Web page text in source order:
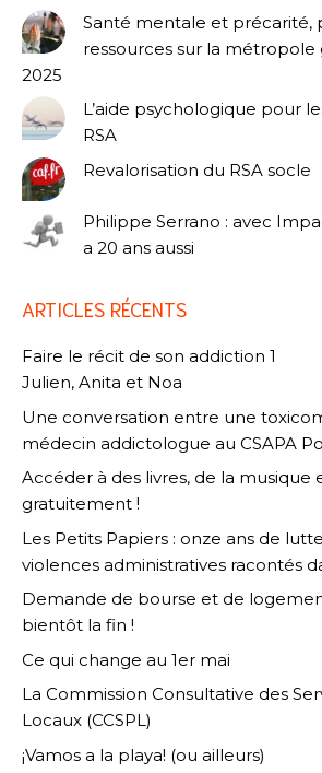
Santé mentale et précarité,
ressources sur la
2025
L’aide psychologique pour
RSA
Revalorisation du RSA socle
Philippe Serrano : avec
a 20 ans aussi
ARTICLES RÉCENTS
Faire le récit de son addiction 1
Julien, Anita et Noa
Une conversation entre une
médecin addictologue au CSAPA
Accéder à des livres, de la musique
gratuitement !
Les Petits Papiers : onze ans de
violences administratives racontés
Demande de bourse et de
bientôt la fin !
Ce qui change au 1er mai
La Commission Consultative des
Locaux (CCSPL)
¡Vamos a la playa! (ou ailleurs)